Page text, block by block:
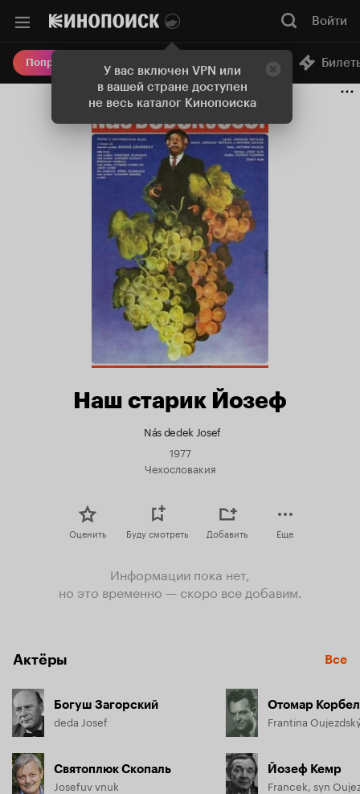
У вас включен VPN или
в вашей стране доступен
не весь каталог Кинопоиска
Войти
Попробовать Плюс Онлайн-кинотеатр
Наш старик Йозеф
Nás dedek Josef
1977
Чехословакия
Оценить Буду смотреть Добавить Еще
Информации пока нет,
но это временно — скоро все добавим.
Актёры Все
Богуш Загорский
deda Josef
Святоплюк Скопаль
Josefuv vnuk
Отомар
Йозеф Кемр
Francek, syn